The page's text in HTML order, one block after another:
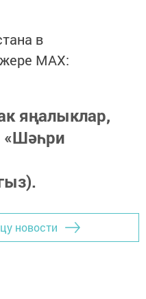
в
MАХ:
яңалыклар,
«Шәһри
новости